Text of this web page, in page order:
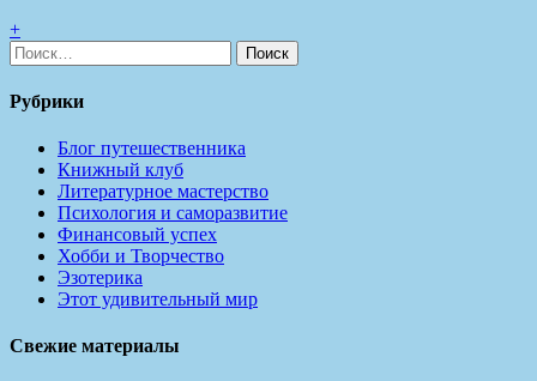
+
Найти:
Рубрики
Блог путешественника
Книжный клуб
Литературное мастерство
Психология и саморазвитие
Финансовый успех
Хобби и Творчество
Эзотерика
Этот удивительный мир
Свежие материалы